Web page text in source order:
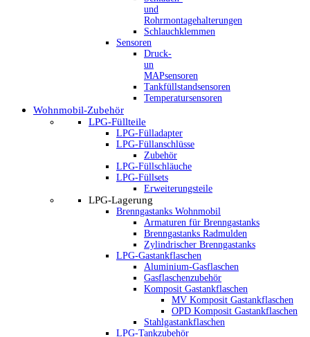
und
Rohrmontagehalterungen
Schlauchklemmen
Sensoren
Druck-
un
MAPsensoren
Tankfüllstandsensoren
Temperatursensoren
Wohnmobil-Zubehör
LPG-Füllteile
LPG-Fülladapter
LPG-Füllanschlüsse
Zubehör
LPG-Füllschläuche
LPG-Füllsets
Erweiterungsteile
LPG-Lagerung
Brenngastanks Wohnmobil
Armaturen für Brenngastanks
Brenngastanks Radmulden
Zylindrischer Brenngastanks
LPG-Gastankflaschen
Aluminium-Gasflaschen
Gasflaschenzubehör
Komposit Gastankflaschen
MV Komposit Gastankflaschen
OPD Komposit Gastankflaschen
Stahlgastankflaschen
LPG-Tankzubehör